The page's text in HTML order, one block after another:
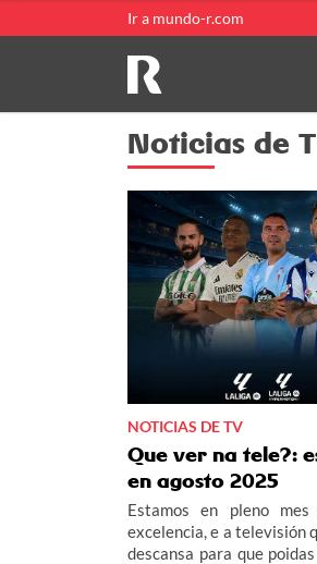
Ir a mundo-r.com
Noticias de
NOTICIAS DE TV
Que ver na tele?:
en agosto 2025
Estamos en pleno
excelencia, e a televisión
descansa para que